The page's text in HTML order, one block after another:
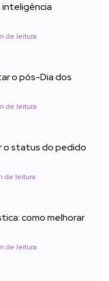
inteligência
de leitura
o pós-Dia dos
de leitura
o status do pedido
de leitura
como melhorar
de leitura